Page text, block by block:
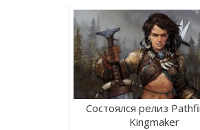
Состоялся релиз
Kingmaker